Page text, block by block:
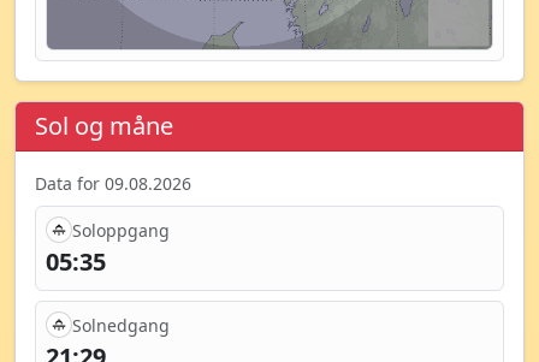
Sol og måne
Data for 09.08.2026
Soloppgang
05:35
Solnedgang